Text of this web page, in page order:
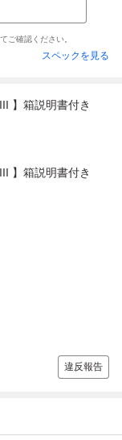
ご確認ください。
スペックを見る
】箱説明書付き
】箱説明書付き
違反報告